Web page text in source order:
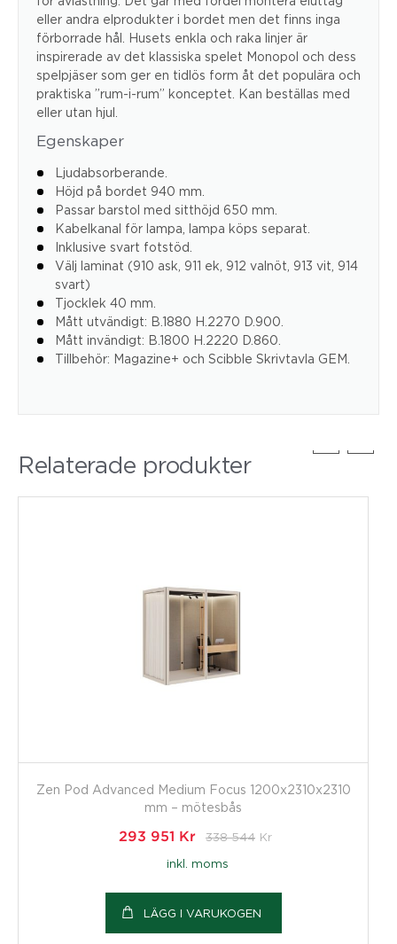
eller andra elprodukter i bordet men det finns inga
förborrade hål. Husets enkla och raka linjer är
inspirerade av det klassiska spelet Monopol och dess
spelpjäser som ger en tidlös form åt det populära och
praktiska ”rum-i-rum” konceptet. Kan beställas med
eller utan hjul.
Egenskaper
Ljudabsorberande.
Höjd på bordet 940 mm.
Passar barstol med sitthöjd 650 mm.
Kabelkanal för lampa, lampa köps separat.
Inklusive svart fotstöd.
Välj laminat (910 ask, 911 ek, 912 valnöt, 913 vit, 914
svart)
Tjocklek 40 mm.
Mått utvändigt: B.1880 H.2270 D.900.
Mått invändigt: B.1800 H.2220 D.860.
Tillbehör: Magazine+ och Scibble Skrivtavla GEM.
Relaterade produkter
Zen Pod Advanced Medium Focus 1200x2310x2310
mm – mötesbås
293 951 Kr 338 544 Kr
inkl. moms
LÄGG I VARUKOGEN